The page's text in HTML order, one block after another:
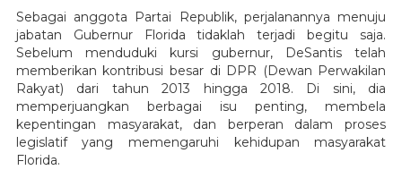
Sebagai anggota Partai Republik, perjalanannya menuju
jabatan Gubernur Florida tidaklah terjadi begitu saja.
Sebelum menduduki kursi gubernur, DeSantis telah
memberikan kontribusi besar di DPR (Dewan Perwakilan
Rakyat) dari tahun 2013 hingga 2018. Di sini, dia
memperjuangkan berbagai isu penting, membela
kepentingan masyarakat, dan berperan dalam proses
legislatif yang memengaruhi kehidupan masyarakat
Florida.